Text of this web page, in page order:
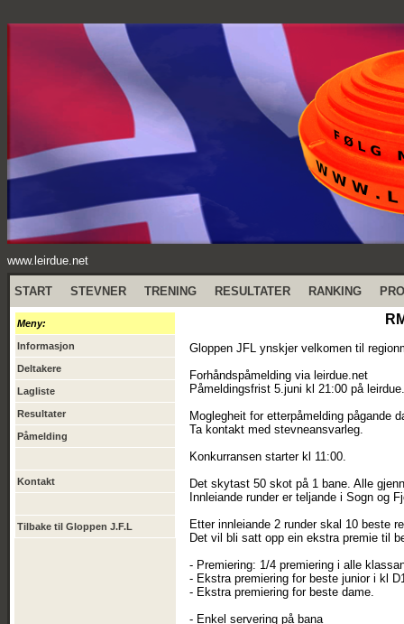
www.leirdue.net
START STEVNER TRENING RESULTATER RANKING
Meny:
Informasjon
Deltakere
Lagliste
Resultater
Påmelding
Kontakt
Tilbake til Gloppen J.F.L
Gloppen JFL ynskjer velkomen til
Forhåndspåmelding via leirdue.net
Påmeldingsfrist 5.juni kl 21:00 på
Moglegheit for etterpåmelding pågande
Ta kontakt med stevneansvarleg.
Konkurransen starter kl 11:00.
Det skytast 50 skot på 1 bane. Alle
Innleiande runder er teljande i Sogn og
Etter innleiande 2 runder skal 10 beste
Det vil bli satt opp ein ekstra premie til
- Premiering: 1/4 premiering i alle
- Ekstra premiering for beste junior i kl
- Ekstra premiering for beste dame.
- Enkel servering på bana